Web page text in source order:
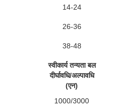
14-24
26-36
38-48
स्वीकार्य तन्यता बल
दीर्घावधि/अल्पावधि
(एन)
1000/3000